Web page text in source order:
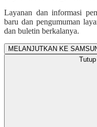
Layanan dan informasi
baru dan pengumuman
dan buletin berkalanya.
MELANJUTKAN KE